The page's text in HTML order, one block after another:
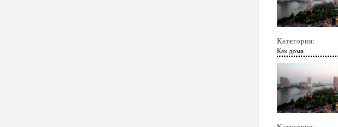
Категория:
Как дома